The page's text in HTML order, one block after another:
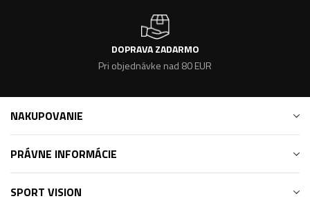
DOPRAVA ZADARMO
Pri objednávke nad 80 EUR
NAKUPOVANIE
PRÁVNE INFORMÁCIE
SPORT VISION